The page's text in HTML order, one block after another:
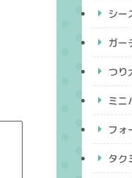
シー
ガー
つり
ミニ
フォ
タク